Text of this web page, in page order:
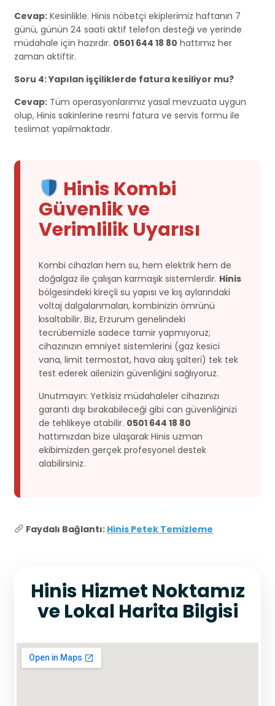
Cevap: Kesinlikle. Hinis nöbetçi ekiplerimiz haftanın 7
günü, günün 24 saati aktif telefon desteği ve yerinde
müdahale için hazırdır. 0501 644 18 80 hattımız her
zaman aktiftir.
Soru 4: Yapılan işçiliklerde fatura kesiliyor mu?
Cevap: Tüm operasyonlarımız yasal mevzuata uygun
olup, Hinis sakinlerine resmi fatura ve servis formu ile
teslimat yapılmaktadır.
Hinis Kombi
Güvenlik ve
Verimlilik Uyarısı
Kombi cihazları hem su, hem elektrik hem de
doğalgaz ile çalışan karmaşık sistemlerdir. Hinis
bölgesindeki kireçli su yapısı ve kış aylarındaki
voltaj dalgalanmaları, kombinizin ömrünü
kısaltabilir. Biz, Erzurum genelindeki
tecrübemizle sadece tamir yapmıyoruz;
cihazınızın emniyet sistemlerini (gaz kesici
vana, limit termostat, hava akış şalteri) tek tek
test ederek ailenizin güvenliğini sağlıyoruz.
Unutmayın: Yetkisiz müdahaleler cihazınızı
garanti dışı bırakabileceği gibi can güvenliğinizi
de tehlikeye atabilir. 0501 644 18 80
hattımızdan bize ulaşarak Hinis uzman
ekibimizden gerçek profesyonel destek
alabilirsiniz.
Faydalı Bağlantı: Hinis Petek Temizleme
Hinis Hizmet Noktamız
ve Lokal Harita Bilgisi